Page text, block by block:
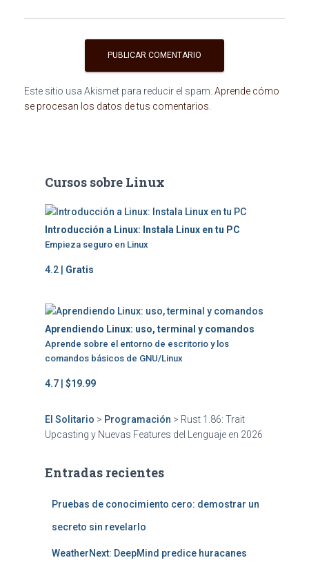
Este sitio usa Akismet para reducir el spam. Aprende cómo
se procesan los datos de tus comentarios.
Cursos sobre Linux
Introducción a Linux: Instala Linux en tu PC
Empieza seguro en Linux
4.2 | Gratis
Aprendiendo Linux: uso, terminal y comandos
Aprende sobre el entorno de escritorio y los
comandos básicos de GNU/Linux
4.7 | $19.99
El Solitario > Programación > Rust 1.86: Trait
Upcasting y Nuevas Features del Lenguaje en 2026
Entradas recientes
Pruebas de conocimiento cero: demostrar un
secreto sin revelarlo
WeatherNext: DeepMind predice huracanes